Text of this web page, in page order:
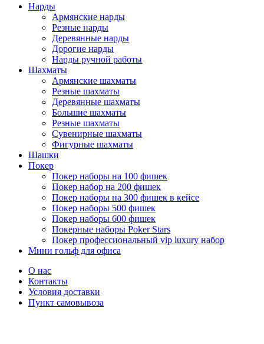
Нарды
Армянские нарды
Резные нарды
Деревянные нарды
Дорогие нарды
Нарды ручной работы
Шахматы
Армянские шахматы
Резные шахматы
Деревянные шахматы
Большие шахматы
Резные шахматы
Сувенирные шахматы
Фигурные шахматы
Шашки
Покер
Покер наборы на 100 фишек
Покер набор на 200 фишек
Покер наборы на 300 фишек в кейсе
Покер наборы 500 фишек
Покер наборы 600 фишек
Покерные наборы Poker Stars
Покер профессиональный vip luxury набор
Мини гольф для офиса
О нас
Контакты
Условия доставки
Пункт самовывоза